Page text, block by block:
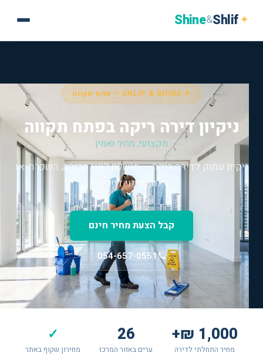
✦
Shlif
&
Shine
✦ SHLIF & SHINE — פתח תקווה
ניקיון דירה ריקה בפתח תקווה
מקצועי, מהיר ואמין
ניקיון עמוק לדירה ריקה — מושלם לפני מכירה, השכרה, או
לאחר פינוי דיירים.
קבל הצעת מחיר חינם
054-657-0551
1,000 ₪+
מחיר התחלתי לדירה
26
ערים באזור המרכז
✓
מחירון שקוף באתר